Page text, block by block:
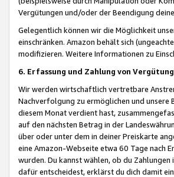
Vergütungen und/oder der Beendigung
Gelegentlich können wir die Möglichkeit
einschränken. Amazon behält sich
modifizieren. Weitere Informationen zu
6. Erfassung und Zahlung von
Wir werden wirtschaftlich vertretbare
Nachverfolgung zu ermöglichen und unsere
diesem Monat verdient hast,
auf den nächsten Betrag in der
über oder unter dem in deiner Preiskarte
eine Amazon-Webseite etwa 60 Tage nach
wurden. Du kannst wählen, ob du
dafür entscheidest, erklärst du dich damit